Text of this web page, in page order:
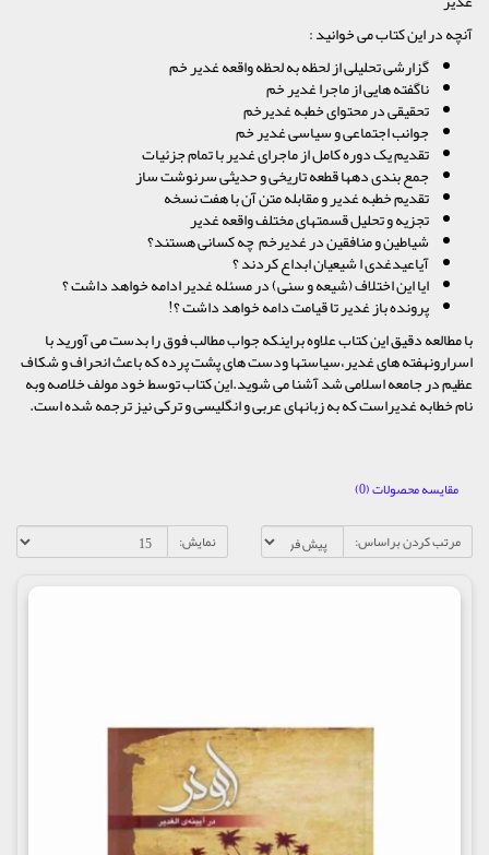
آنچه در این کتاب می خوانید :
گزارشی تحلیلی از لحظه به لحظه واقعه غدیر خم
ناگفته هایی از ماجرا غدیر خم
تحقیقی در محتوای خطبه غدیرخم
جوانب اجتماعی و سیاسی غدیر خم
تقدیم یک دوره کامل از ماجرای غدیر با تمام جزئیات
جمع بندی دهها قطعه تاریخی و حدیثی سرنوشت ساز
تقدیم خطبه غدیر و مقابله متن آن با هفت نسخه
تجزیه و تحلیل قسمتهای مختلف واقعه غدیر
شیاطین و منافقین در غدیرخم چه کسانی هستند؟
آیاعیدغدی ا شیعیان ابداع کردند ؟
ایا این اختلاف (شیعه و سنی) در مسئله غدیر ادامه خواهد داشت ؟
پرونده باز غدیر تا قیامت دامه خواهد داشت ؟!
با مطالعه دقیق این کتاب علاوه براینکه جواب مطالب فوق را بدست می آورید با
اسرارونهفته های غدیر،سیاستها ودست های پشت پرده که باعث انحراف و شکاف
عظیم در جامعه اسلامی شد آشنا می شوید.این کتاب توسط خود مولف خلاصه وبه
نام خطابه غدیراست که به زبانهای عربی و انگلیسی و ترکی نیز ترجمه شده است.
مقایسه محصولات (0)
مرتب کردن براساس:
نمایش: